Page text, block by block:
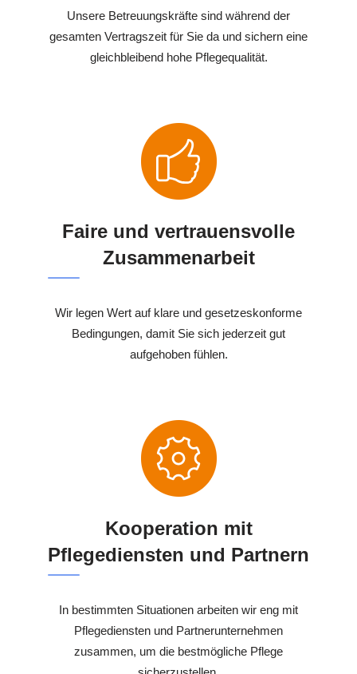
Unsere Betreuungskräfte sind während der
gesamten Vertragszeit für Sie da und sichern eine
gleichbleibend hohe Pflegequalität.
Faire und vertrauensvolle
Zusammenarbeit
Wir legen Wert auf klare und gesetzeskonforme
Bedingungen, damit Sie sich jederzeit gut
aufgehoben fühlen.
Kooperation mit
Pflegediensten und Partnern
In bestimmten Situationen arbeiten wir eng mit
Pflegediensten und Partnerunternehmen
zusammen, um die bestmögliche Pflege